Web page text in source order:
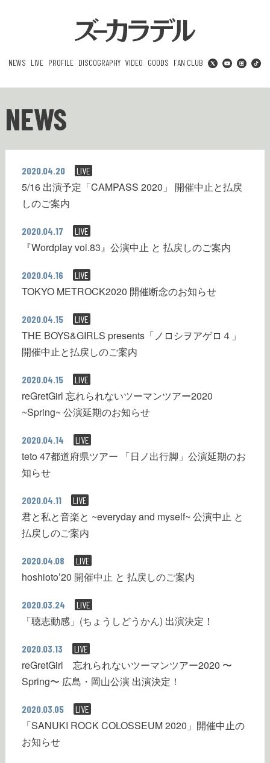
NEWS LIVE PROFILE DISCOGRAPHY VIDEO GOODS FAN CLUB
NEWS
2020.04.20 LIVE
5/16 出演予定「CAMPASS 2020」 開催中止と払戻
しのご案内
2020.04.17 LIVE
『Wordplay vol.83』公演中止 と 払戻しのご案内
2020.04.16 LIVE
TOKYO METROCK2020 開催断念のお知らせ
2020.04.15 LIVE
THE BOYS&GIRLS presents「ノロシヲアゲロ４」
開催中止と払戻しのご案内
2020.04.15 LIVE
reGretGirl 忘れられないツーマンツアー2020
~Spring~ 公演延期のお知らせ
2020.04.14 LIVE
teto 47都道府県ツアー 「日ノ出行脚」公演延期のお
知らせ
2020.04.11 LIVE
君と私と音楽と ~everyday and myself~ 公演中止 と
払戻しのご案内
2020.04.08 LIVE
hoshioto’20 開催中止 と 払戻しのご案内
2020.03.24 LIVE
「聴志動感」(ちょうしどうかん) 出演決定！
2020.03.13 LIVE
reGretGirl 忘れられないツーマンツアー2020 〜
Spring〜 広島・岡山公演 出演決定！
2020.03.05 LIVE
「SANUKI ROCK COLOSSEUM 2020」開催中止の
お知らせ